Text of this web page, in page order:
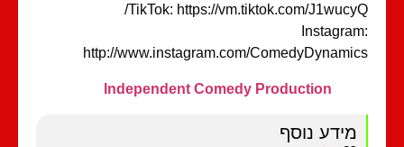
TikTok: https://vm.tiktok.com/
http://www.instagram.com/
Independent Comedy Production
מידע נוסף